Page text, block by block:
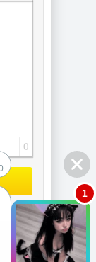
0
1